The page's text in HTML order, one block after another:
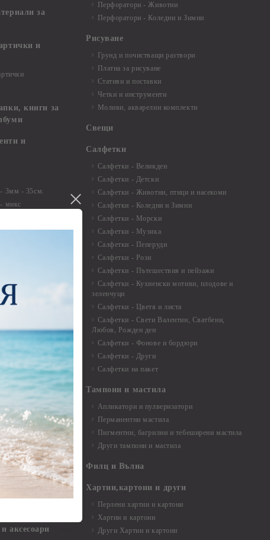
за
и
книги за
и
- 3мм - 35см.
микс
средства
и
- до 6,00 см
- 7,00 - 15,00 см
- над 15,00 см
материали
аксесоари
Перфоратори - Животни
Перфоратори - Коледни и Зимни
Рисуване
Грунд и почистващи разтвори
Платна за рисуване
Стативи и поставки
Четки и инструменти
Моливи, акварелни комплекти
Свещи
Салфетки
Салфетки - Великден
Салфетки - Детски
Салфетки - Животни, птици и насекоми
Салфетки - Коледни и Зимни
Салфетки - Морски
Салфетки - Музика
Салфетки - Пеперуди
Салфетки - Рози
Салфетки - Пътешествия и пейзажи
Салфетки - Кухненски мотиви, плодове и
зеленчуци
Салфетки - Цветя и листа
Салфетки - Свети Валентин, Сватбени,
Любов, Рожден ден
Салфетки - Фонове и бордюри
Салфетки - Други
Салфетки на пакет
Тампони и мастила
Апликатори и пулверизатори
Перманентни мастила
Пигментни, багрилни и тебеширени мастила
Други тампони и мастила
Филц и Вълна
Хартии,картони и други
Перлени хартии и картони
Хартии и картони
Други Хартии и картони